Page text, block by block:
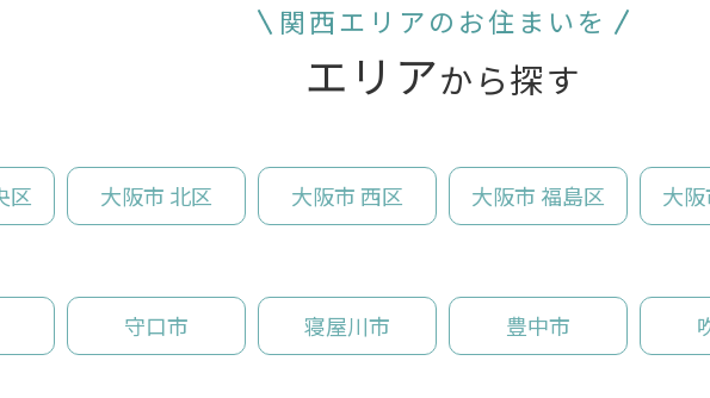
関西エリアのお住まいを
エリアから探す
区 大阪市 北区 大阪市 西区 大阪市 福島区 大
守口市 寝屋川市 豊中市